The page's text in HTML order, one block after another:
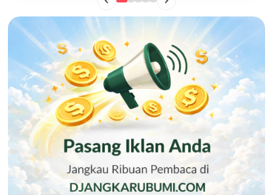
Mengintip Manisnya Peluang Usaha "Pisang Sale Big Boss",
Camilan Lokal yang Siap Naik Kelas